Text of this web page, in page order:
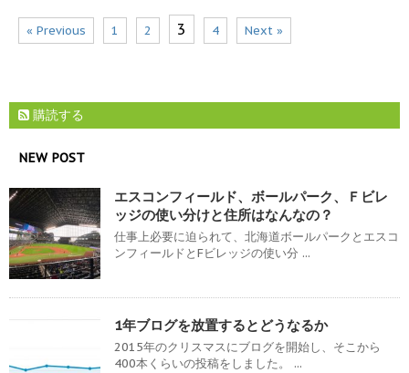
« Previous 1 2 3 4 Next »
購読する
NEW POST
エスコンフィールド、ボールパーク、Ｆビレ
ッジの使い分けと住所はなんなの？
仕事上必要に迫られて、北海道ボールパークとエスコ
ンフィールドとFビレッジの使い分 ...
1年ブログを放置するとどうなるか
2015年のクリスマスにブログを開始し、そこから
400本くらいの投稿をしました。 ...